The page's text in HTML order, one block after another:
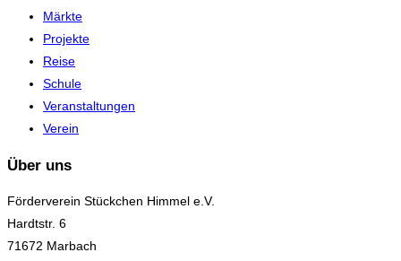
Märkte
Projekte
Reise
Schule
Veranstaltungen
Verein
Über uns
Förderverein Stückchen Himmel e.V.
Hardtstr. 6
71672 Marbach